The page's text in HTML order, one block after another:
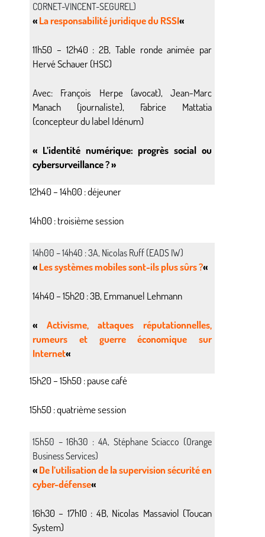
CORNET-VINCENT-SEGUREL)
«La responsabilité juridique du RSSI«
11h50 – 12h40 : 2B, Table ronde animée par
Hervé Schauer (HSC)
Avec: François Herpe (avocat), Jean-Marc
Manach (journaliste), Fabrice Mattatia
(concepteur du label Idénum)
« L’identité numérique: progrès social ou
cybersurveillance ? »
12h40 – 14h00 : déjeuner
14h00 : troisième session
14h00 – 14h40 : 3A, Nicolas Ruff (EADS IW)
«Les systèmes mobiles sont-ils plus sûrs ?«
14h40 – 15h20 : 3B, Emmanuel Lehmann
« Activisme, attaques réputationnelles,
rumeurs et guerre économique sur
Internet«
15h20 – 15h50 : pause café
15h50 : quatrième session
15h50 – 16h30 : 4A, Stéphane Sciacco (Orange
Business Services)
«De l’utilisation de la supervision sécurité en
cyber-défense«
16h30 – 17h10 : 4B, Nicolas Massaviol (Toucan
System)